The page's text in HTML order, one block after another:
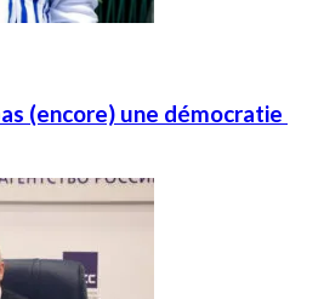
(encore) une démocratie